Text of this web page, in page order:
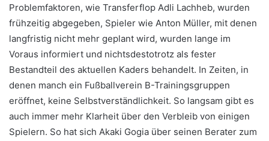
Problemfaktoren, wie Transferflop Adli Lachheb, wurden
frühzeitig abgegeben, Spieler wie Anton Müller, mit denen
langfristig nicht mehr geplant wird, wurden lange im
Voraus informiert und nichtsdestotrotz als fester
Bestandteil des aktuellen Kaders behandelt. In Zeiten, in
denen manch ein Fußballverein B-Trainingsgruppen
eröffnet, keine Selbstverständlichkeit. So langsam gibt es
auch immer mehr Klarheit über den Verbleib von einigen
Spielern. So hat sich Akaki Gogia über seinen Berater zum